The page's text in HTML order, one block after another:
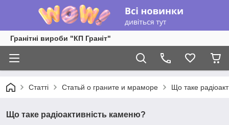
Гранітні вироби "КП Граніт"
Статті Статьй о граните и мраморе Що таке
Що таке радіоактивність каменю?